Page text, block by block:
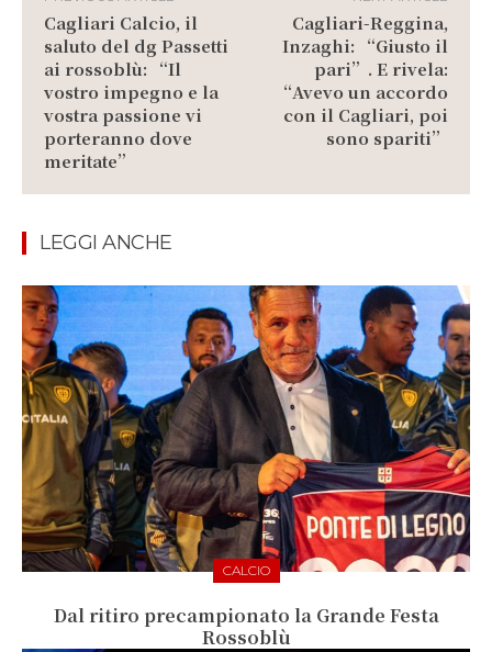
Cagliari Calcio, il
saluto del dg Passetti
ai rossoblù: “Il
vostro impegno e la
vostra passione vi
porteranno dove
meritate”
Cagliari-Reggina,
Inzaghi: “Giusto il
pari”. E rivela:
“Avevo un accordo
con il Cagliari, poi
sono spariti”
LEGGI ANCHE
CALCIO
Dal ritiro precampionato la Grande Festa
Rossoblù